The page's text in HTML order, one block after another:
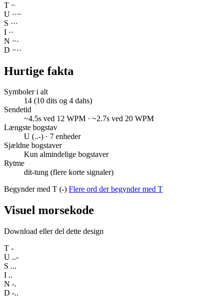
T −
U ··−
S ···
I ··
N −·
D −··
Hurtige fakta
Symboler i alt
14 (10 dits og 4 dahs)
Sendetid
~4.5s ved 12 WPM · ~2.7s ved 20 WPM
Længste bogstav
U (..-) · 7 enheder
Sjældne bogstaver
Kun almindelige bogstaver
Rytme
dit-tung (flere korte signaler)
Begynder med T (-) Flere ord der begynder med T
Visuel morsekode
Download eller del dette design
T -
U ..-
S ...
I ..
N -.
D -..